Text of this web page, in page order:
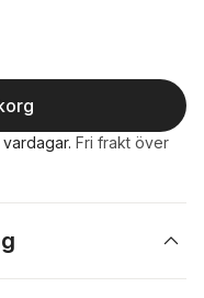
vardagar. Fri frakt över